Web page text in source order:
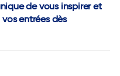
de vous inspirer et
entrées dès